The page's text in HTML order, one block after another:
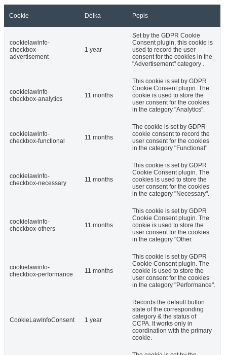
Cookie Délka Popis
cookielawinfo-
checkbox-
advertisement
1 year
Set by the GDPR Cookie
Consent plugin, this cookie is
used to record the user
consent for the cookies in the
"Advertisement" category .
cookielawinfo-
checkbox-analytics
11 months
This cookie is set by GDPR
Cookie Consent plugin. The
cookie is used to store the
user consent for the cookies
in the category "Analytics".
cookielawinfo-
checkbox-functional
11 months
The cookie is set by GDPR
cookie consent to record the
user consent for the cookies
in the category "Functional".
cookielawinfo-
checkbox-necessary
11 months
This cookie is set by GDPR
Cookie Consent plugin. The
cookies is used to store the
user consent for the cookies
in the category "Necessary".
cookielawinfo-
checkbox-others
11 months
This cookie is set by GDPR
Cookie Consent plugin. The
cookie is used to store the
user consent for the cookies
in the category "Other.
cookielawinfo-
checkbox-performance
11 months
This cookie is set by GDPR
Cookie Consent plugin. The
cookie is used to store the
user consent for the cookies
in the category "Performance".
CookieLawInfoConsent 1 year
Records the default button
state of the corresponding
category & the status of
CCPA. It works only in
coordination with the primary
cookie.